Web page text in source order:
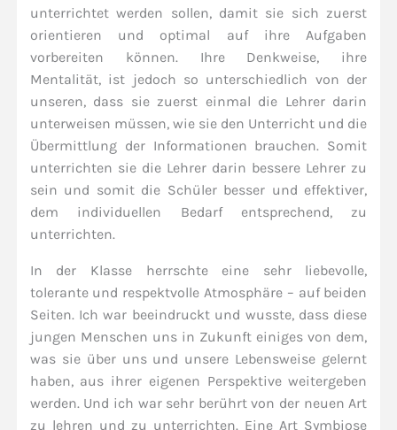
unterrichtet werden sollen, damit sie sich zuerst
orientieren und optimal auf ihre Aufgaben
vorbereiten können. Ihre Denkweise, ihre
Mentalität, ist jedoch so unterschiedlich von der
unseren, dass sie zuerst einmal die Lehrer darin
unterweisen müssen, wie sie den Unterricht und die
Übermittlung der Informationen brauchen. Somit
unterrichten sie die Lehrer darin bessere Lehrer zu
sein und somit die Schüler besser und effektiver,
dem individuellen Bedarf entsprechend, zu
unterrichten.
In der Klasse herrschte eine sehr liebevolle,
tolerante und respektvolle Atmosphäre – auf beiden
Seiten. Ich war beeindruckt und wusste, dass diese
jungen Menschen uns in Zukunft einiges von dem,
was sie über uns und unsere Lebensweise gelernt
haben, aus ihrer eigenen Perspektive weitergeben
werden. Und ich war sehr berührt von der neuen Art
zu lehren und zu unterrichten. Eine Art Symbiose